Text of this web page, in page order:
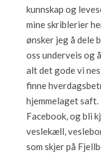
kunnskap og
mine skriblerier
ønsker jeg å dele
oss underveis og
alt det gode vi
finne
hjemmelaget saft.
Facebook, og bli
veslekæll,
som skjer på